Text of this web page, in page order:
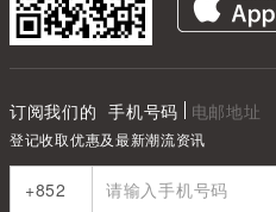
订阅我们的 手机号码 电邮地址
登记收取优惠及最新潮流资讯